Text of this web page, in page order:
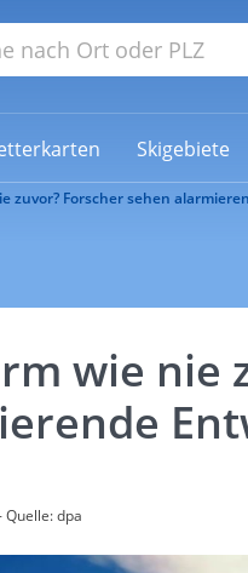
Skigebiete
zuvor? Forscher sehen
wie nie
dpa